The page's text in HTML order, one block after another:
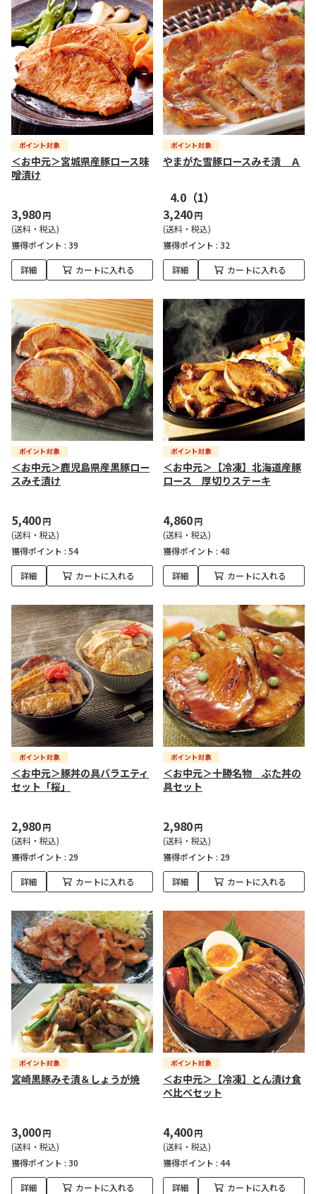
＜お中元＞宮城県産豚ロース味
噌漬け
3,980円
(送料・税込)
獲得ポイント : 39
詳細 カートに入れる
やまがた雪豚ロースみそ漬 Ａ
4.0 （1）
3,240円
(送料・税込)
獲得ポイント : 32
詳細 カートに入れる
＜お中元＞鹿児島県産黒豚ロー
スみそ漬け
5,400円
(送料・税込)
獲得ポイント : 54
詳細 カートに入れる
＜お中元＞【冷凍】北海道産豚
ロース 厚切りステーキ
4,860円
(送料・税込)
獲得ポイント : 48
詳細 カートに入れる
＜お中元＞豚丼の具バラエティ
セット「桜」
2,980円
(送料・税込)
獲得ポイント : 29
詳細 カートに入れる
＜お中元＞十勝名物 ぶた丼の
具セット
2,980円
(送料・税込)
獲得ポイント : 29
詳細 カートに入れる
宮崎黒豚みそ漬＆しょうが焼
3,000円
(送料・税込)
獲得ポイント : 30
詳細 カートに入れる
＜お中元＞【冷凍】とん漬け食
べ比べセット
4,400円
(送料・税込)
獲得ポイント : 44
詳細 カートに入れる